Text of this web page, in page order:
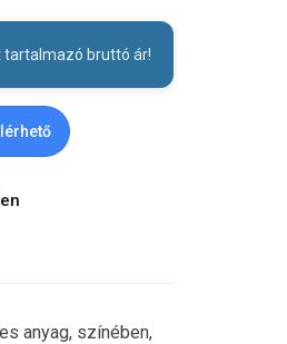
bruttó ár!
anyag, színében,